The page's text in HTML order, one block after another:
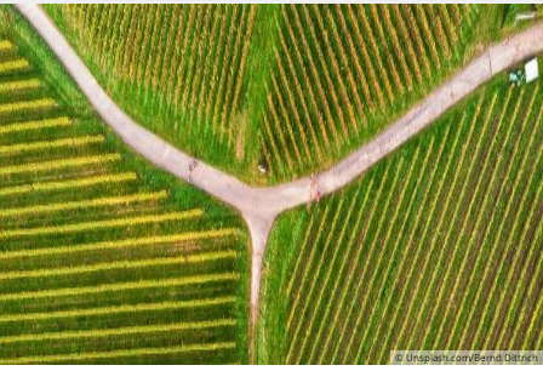
© Unsplash.com/Bernd Dittrich